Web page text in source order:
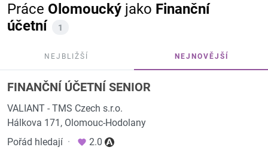
Práce Olomoucký jako Finanční
účetní
1
NEJBLIŽŠÍ NEJNOVĚJŠÍ
FINANČNÍ ÚČETNÍ SENIOR
VALIANT - TMS Czech s.r.o.
Hálkova 171, Olomouc-Hodolany
Pořád hledají · 2.0